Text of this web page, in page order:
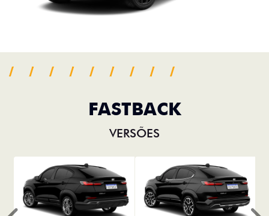
FASTBACK
VERSÕES